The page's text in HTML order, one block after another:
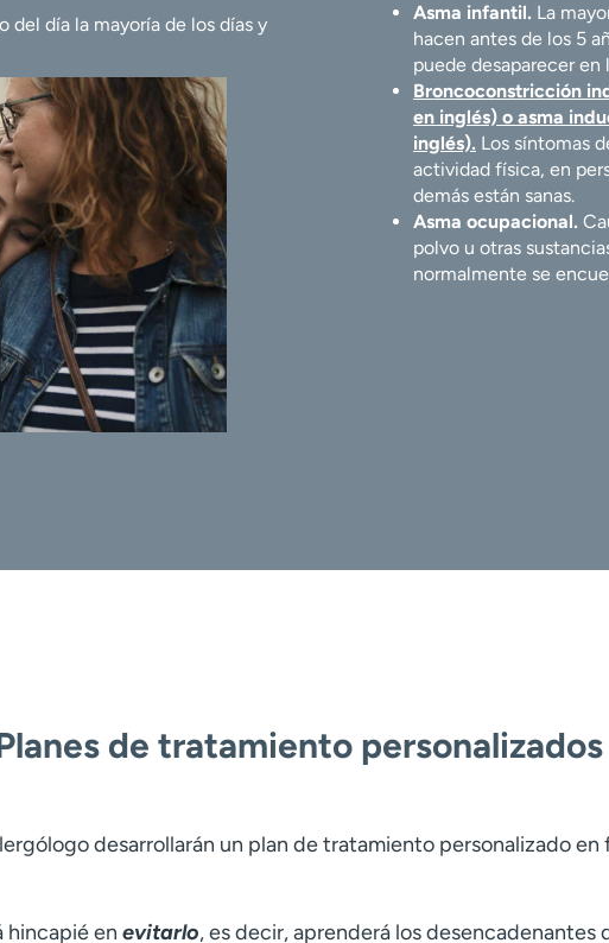
del día la mayoría de los días y
Asma infantil. La
hacen antes de los 5
puede desaparecer en
Broncoconstricción
en inglés) o asma
inglés). Los síntomas
actividad física, en
demás están sanas.
Asma ocupacional.
polvo u otras
normalmente se
de tratamiento personalizados
desarrollarán un plan de tratamiento personalizado
hincapié en evitarlo, es decir, aprenderá los desencadenantes